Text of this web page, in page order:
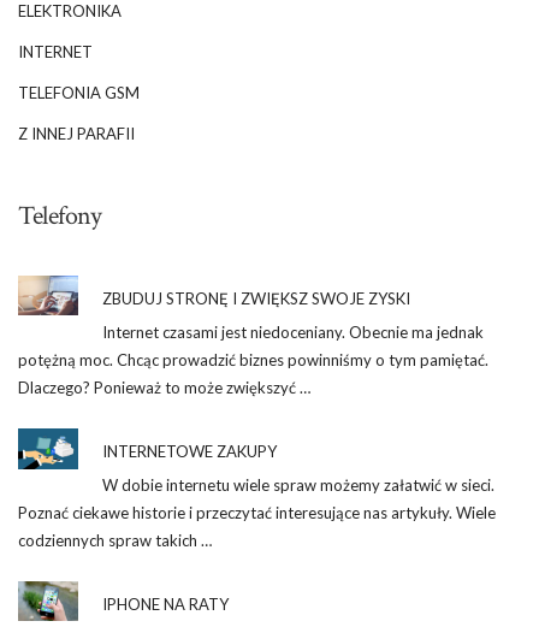
ELEKTRONIKA
INTERNET
TELEFONIA GSM
Z INNEJ PARAFII
Telefony
ZBUDUJ STRONĘ I ZWIĘKSZ SWOJE ZYSKI
Internet czasami jest niedoceniany. Obecnie ma jednak
potężną moc. Chcąc prowadzić biznes powinniśmy o tym pamiętać.
Dlaczego? Ponieważ to może zwiększyć …
INTERNETOWE ZAKUPY
W dobie internetu wiele spraw możemy załatwić w sieci.
Poznać ciekawe historie i przeczytać interesujące nas artykuły. Wiele
codziennych spraw takich …
IPHONE NA RATY